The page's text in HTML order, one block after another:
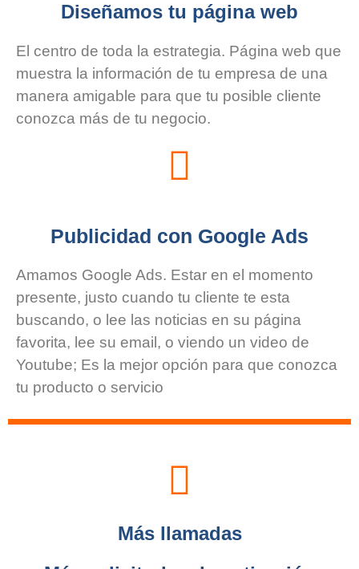
Diseñamos tu página web
El centro de toda la estrategia. Página web que
muestra la información de tu empresa de una
manera amigable para que tu posible cliente
conozca más de tu negocio.
Publicidad con Google Ads
Amamos Google Ads. Estar en el momento
presente, justo cuando tu cliente te esta
buscando, o lee las noticias en su página
favorita, lee su email, o viendo un video de
Youtube; Es la mejor opción para que conozca
tu producto o servicio
Más llamadas